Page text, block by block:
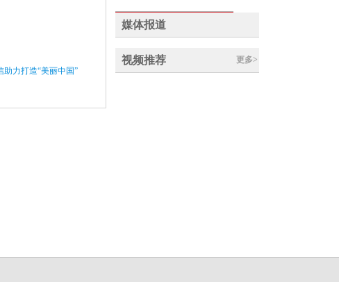
力打造“美丽中国”
媒体报道
视频推荐 更多>